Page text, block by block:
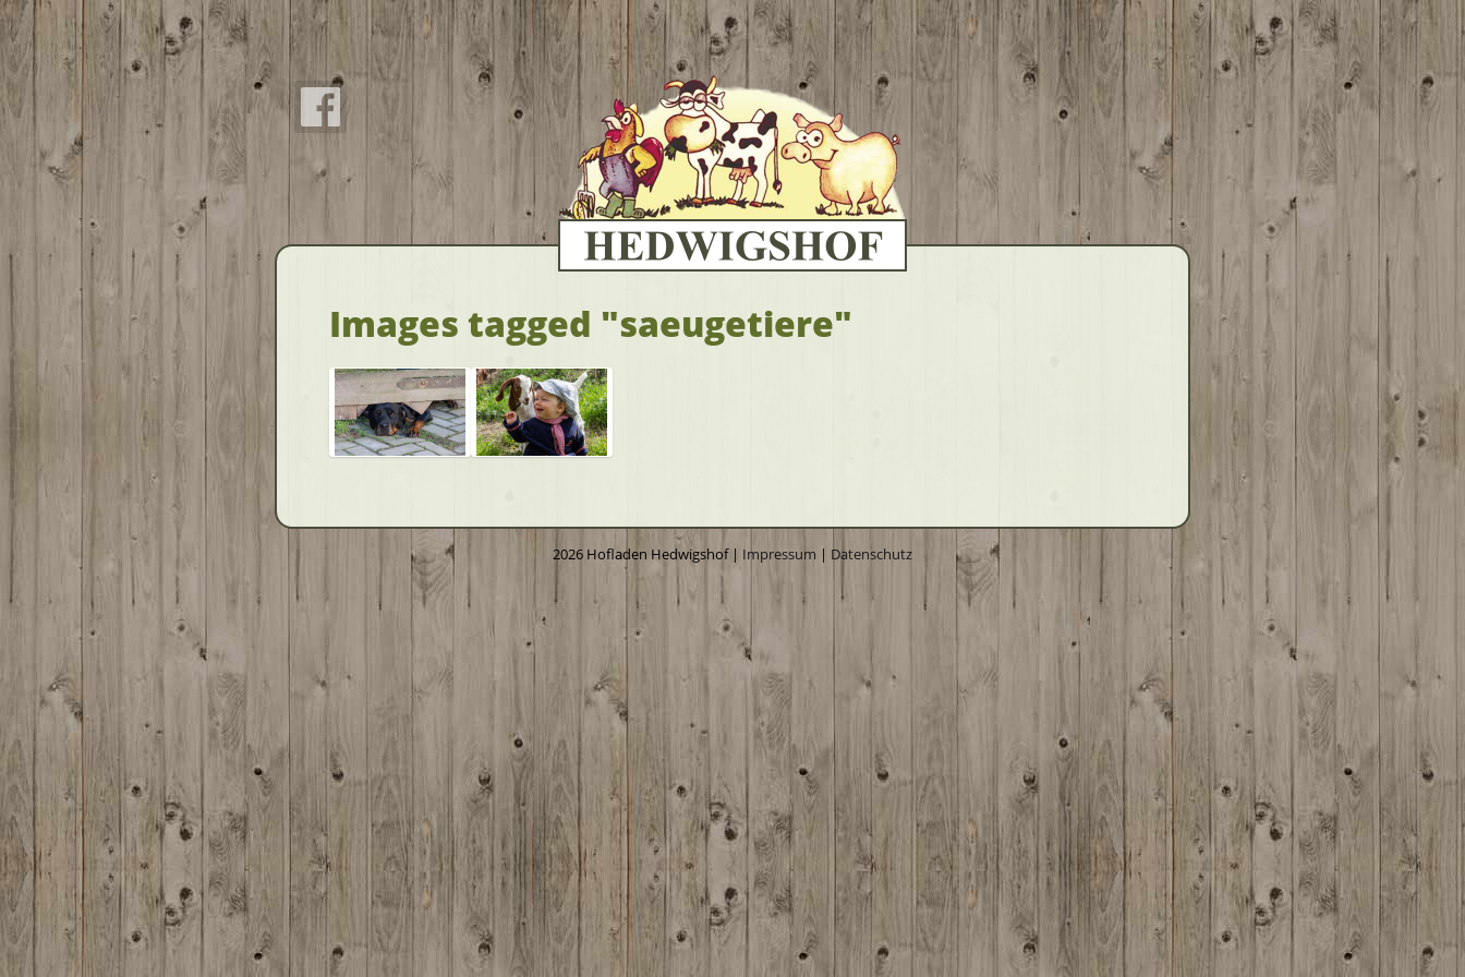
Images tagged "saeugetiere"
2026 Hofladen Hedwigshof | Impressum | Datenschutz